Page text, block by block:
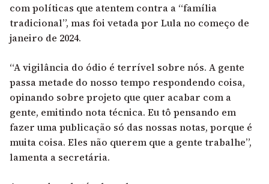
com políticas que atentem contra a “família
tradicional”, mas foi vetada por Lula no começo de
janeiro de 2024.
“A vigilância do ódio é terrível sobre nós. A gente
passa metade do nosso tempo respondendo coisa,
opinando sobre projeto que quer acabar com a
gente, emitindo nota técnica. Eu tô pensando em
fazer uma publicação só das nossas notas, porque é
muita coisa. Eles não querem que a gente trabalhe”,
lamenta a secretária.